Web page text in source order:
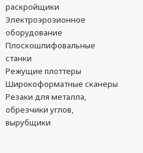
раскройщики
Электроэрозионное
оборудование
Плоскошлифовальные
станки
Режущие плоттеры
Широкоформатные сканеры
Резаки для металла,
обрезчики углов,
вырубщики